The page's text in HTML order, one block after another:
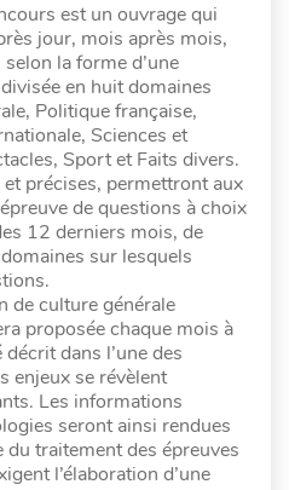
est un ouvrage qui
jour, mois après mois,
la forme d’une
en huit domaines
Politique française,
Sciences et
Sport et Faits divers.
précises, permettront aux
de questions à choix
12 derniers mois, de
sur lesquels
de culture générale
proposée chaque mois à
dans l’une des
enjeux se révèlent
Les informations
seront ainsi rendues
traitement des épreuves
l’élaboration d’une